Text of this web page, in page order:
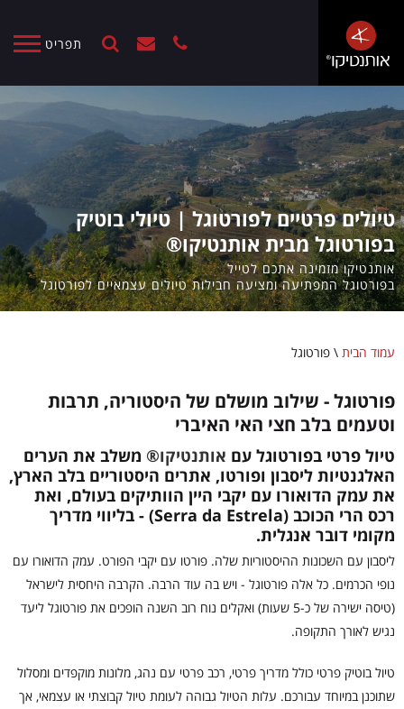
תפריט
טיולים פרטיים לפורטוגל | טיולי בוטיק
בפורטוגל מבית אותנטיקו®
אותנטיקו מזמינה אתכם לטייל
בפורטוגל המפתיעה ומציעה חבילות טיולים עצמאיים לפורטוגל
עמוד הבית \ פורטוגל
פורטוגל - שילוב מושלם של היסטוריה, תרבות
וטעמים בלב חצי האי האיברי
טיול פרטי בפורטוגל עם אותנטיקו® משלב את הערים
האלגנטיות ליסבון ופורטו, אתרים היסטוריים בלב הארץ,
את עמק הדואורו עם יקבי היין הוותיקים בעולם, ואת
רכס הרי הכוכב (Serra da Estrela) - בליווי מדריך
מקומי דובר אנגלית.
ליסבון עם השכונות ההיסטוריות שלה. פורטו עם יקבי הפורט. עמק הדואורו עם
נופי הכרמים. כל אלה פורטוגל - ויש בה עוד הרבה. הקרבה היחסית לישראל
(טיסה ישירה של כ-5 שעות) ואקלים נוח רוב השנה הופכים את פורטוגל ליעד
נגיש לאורך התקופה.
טיול בוטיק פרטי כולל מדריך פרטי, רכב פרטי עם נהג, מלונות מוקפדים ומסלול
שתוכנן במיוחד עבורכם. עלות הטיול גבוהה לעומת טיול קבוצתי או עצמאי, אך